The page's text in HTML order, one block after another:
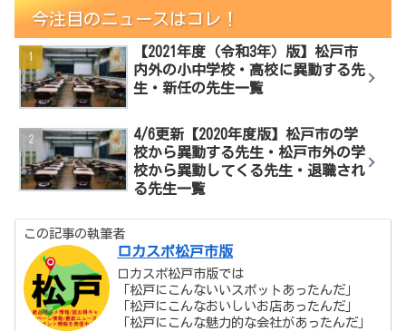
今注目のニュースはコレ！
【2021年度（令和3年）版】松戸市
内外の小中学校・高校に異動する先
生・新任の先生一覧
4/6更新【2020年度版】松戸市の学
校から異動する先生・松戸市外の学
校から異動してくる先生・退職され
る先生一覧
この記事の執筆者
ロカスポ松戸市版
ロカスポ松戸市版では
「松戸にこんないいスポットあったんだ」
「松戸にこんなおいしいお店あったんだ」
「松戸にこんな魅力的な会社があったんだ」